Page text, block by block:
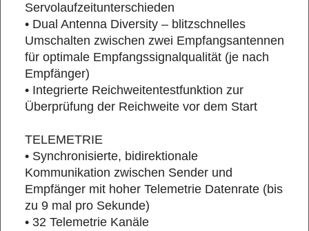
Servolaufzeitunterschieden
• Dual Antenna Diversity – blitzschnelles
Umschalten zwischen zwei Empfangsantennen
für optimale Empfangssignalqualität (je nach
Empfänger)
• Integrierte Reichweitentestfunktion zur
Überprüfung der Reichweite vor dem Start
TELEMETRIE
• Synchronisierte, bidirektionale
Kommunikation zwischen Sender und
Empfänger mit hoher Telemetrie Datenrate (bis
zu 9 mal pro Sekunde)
• 32 Telemetrie Kanäle